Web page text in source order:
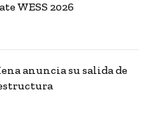
WESS 2026
anuncia su salida de